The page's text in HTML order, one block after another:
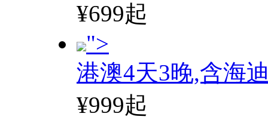
¥699起
">
港澳4天3晚,含海
¥999起